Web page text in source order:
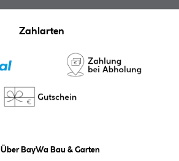
Zahlarten
Über BayWa Bau & Garten